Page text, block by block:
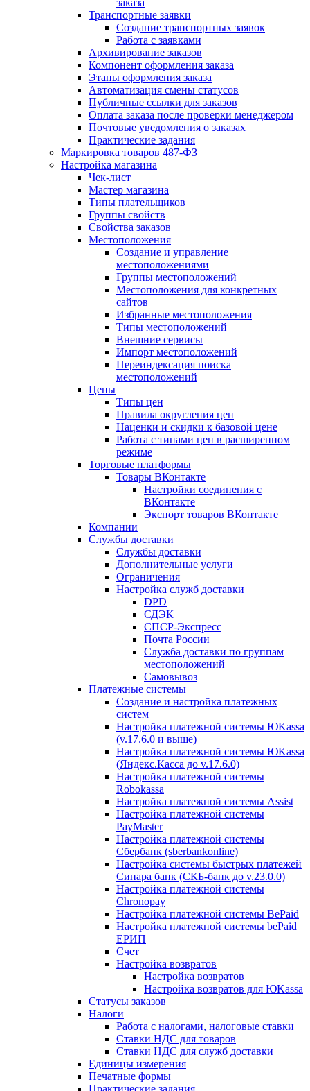
заказа
Транспортные заявки
Создание транспортных заявок
Работа с заявками
Архивирование заказов
Компонент оформления заказа
Этапы оформления заказа
Автоматизация смены статусов
Публичные ссылки для заказов
Оплата заказа после проверки менеджером
Почтовые уведомления о заказах
Практические задания
Маркировка товаров 487-ФЗ
Настройка магазина
Чек-лист
Мастер магазина
Типы плательщиков
Группы свойств
Свойства заказов
Местоположения
Создание и управление
местоположениями
Группы местоположений
Местоположения для конкретных
сайтов
Избранные местоположения
Типы местоположений
Внешние сервисы
Импорт местоположений
Переиндексация поиска
местоположений
Цены
Типы цен
Правила округления цен
Наценки и скидки к базовой цене
Работа с типами цен в расширенном
режиме
Торговые платформы
Товары ВКонтакте
Настройки соединения с
ВКонтакте
Экспорт товаров ВКонтакте
Компании
Службы доставки
Службы доставки
Дополнительные услуги
Ограничения
Настройка служб доставки
DPD
СДЭК
СПСР-Экспресс
Почта России
Служба доставки по группам
местоположений
Самовывоз
Платежные системы
Создание и настройка платежных
систем
Настройка платежной системы ЮKassa
(v.17.6.0 и выше)
Настройка платежной системы ЮKassa
(Яндекс.Касса до v.17.6.0)
Настройка платежной системы
Robokassa
Настройка платежной системы Assist
Настройка платежной системы
PayMaster
Настройка платежной системы
Сбербанк (sberbankonline)
Настройка системы быстрых платежей
Синара банк (СКБ-банк до v.23.0.0)
Настройка платежной системы
Chronopay
Настройка платежной системы BePaid
Настройка платежной системы bePaid
ЕРИП
Счет
Настройка возвратов
Настройка возвратов
Настройка возвратов для ЮKassa
Статусы заказов
Налоги
Работа с налогами, налоговые ставки
Ставки НДС для товаров
Ставки НДС для служб доставки
Единицы измерения
Печатные формы
Практические задания